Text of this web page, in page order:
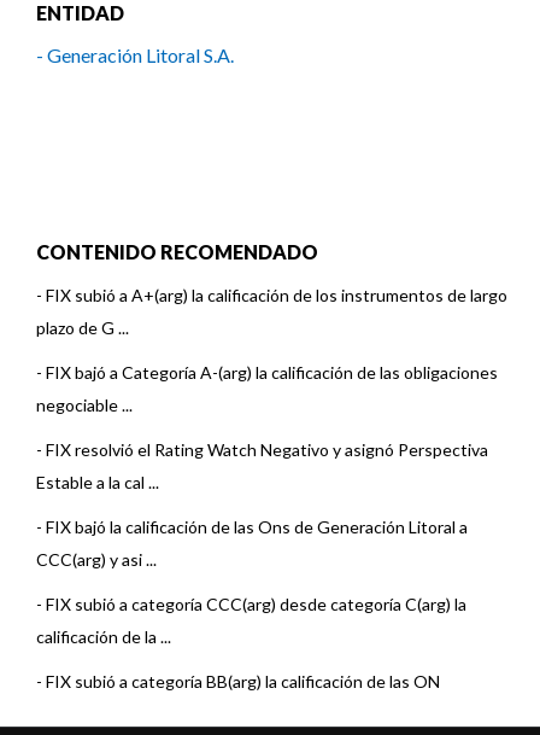
ENTIDAD
- Generación Litoral S.A.
CONTENIDO RECOMENDADO
- FIX subió a A+(arg) la calificación de los instrumentos de largo
plazo de G ...
- FIX bajó a Categoría A-(arg) la calificación de las obligaciones
negociable ...
- FIX resolvió el Rating Watch Negativo y asignó Perspectiva
Estable a la cal ...
- FIX bajó la calificación de las Ons de Generación Litoral a
CCC(arg) y asi ...
- FIX subió a categoría CCC(arg) desde categoría C(arg) la
calificación de la ...
- FIX subió a categoría BB(arg) la calificación de las ON